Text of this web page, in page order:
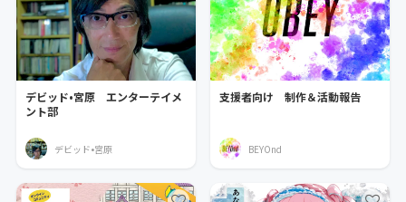
デビッド•宮原 エンターテイメ
ント部
デビッド•宮原
支援者向け 制作＆活動報告
BEYOnd